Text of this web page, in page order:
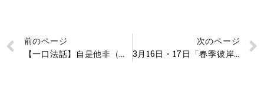
前のページ
【一口法話】自是他非（偏った見方）
次のページ
3月16日・17日「春季彼岸法要」を開催